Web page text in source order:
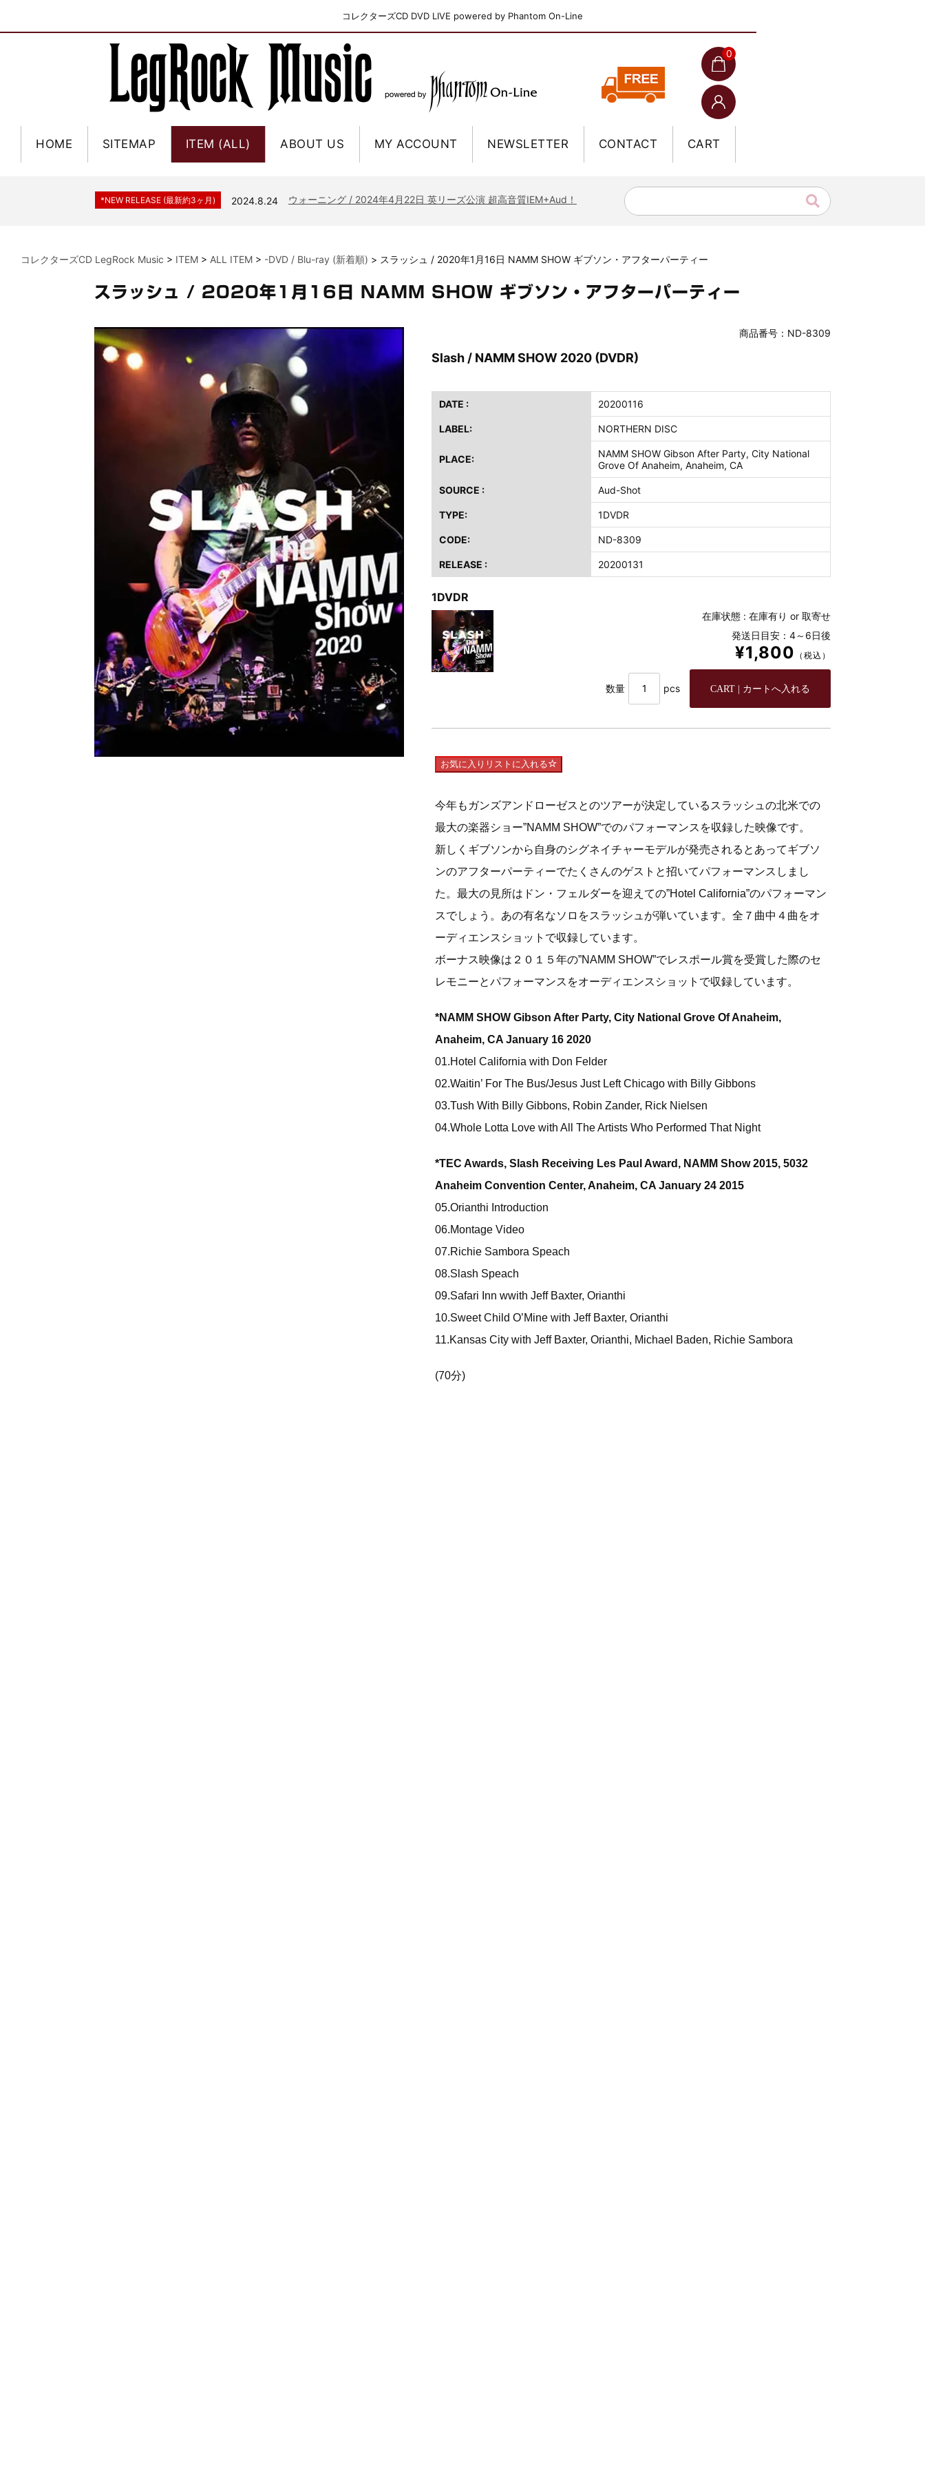
コレクターズCD DVD LIVE powered by Phantom On-Line
0
HOME SITEMAP ITEM (ALL) ABOUT US MY ACCOUNT NEWSLETTER CONTACT CART
*NEW RELEASE (最新約3ヶ月) 2024.6.9 ジャーニー / 1979年5月8+9日 コロラド州 2公演 SBD 完全収録！
*NEW RELEASE (最新約3ヶ月) 2024.8.24 ウォーニング / 2024年4月22日 英リーズ公演 超高音質IEM+Aud！
スコーピオンズ / 2024年6月15日 リスボン公演 FHD 完全収録！
*NEW RELEASE (最新約3ヶ月) 2024.6.20 マネスキン / 2024年6月9日 ドイツ ROCK AM RING 公演 FHD 完全収録！
2024.6.9
*NEW RELEASE (最新約3ヶ月) ユーライア・ヒープ / 2023年8月3日 ドイツ W.O.A. 公演 FHD 完全収録！
*NEW RELEASE (最新約3ヶ月) 2024.6.9 ジャーニー / 1979年5月8+9日 コロラド州 2公演 SBD 完全収録！
*NEW RELEASE (最新約3ヶ月) 2024.11.9 NGHFB / 2024年7月28日 フジロック’24公演 超高音質AI-SBD！
*NEW RELEASE (最新約3ヶ月) 2024.8.24 ウォーニング / 2024年4月22日 英リーズ公演 超高音質IEM+Aud！
2024.6.24 ビリー・ジョエル / 2024年3月24日 100Aniv. 米M.S.G公演 完全収録！
2024.6.24
リアム・ギャラガー / 2024年6月3日 カーディフ公演 IEM/AUD 完全収録！
*NEW RELEASE (最新約3ヶ月) 2024.6.24 スコーピオンズ / 2024年6月15日 リスボン公演 FHD 完全収録！
*NEW RELEASE (最新約3ヶ月) 2024.6.20 マネスキン / 2024年6月9日 ドイツ ROCK AM RING 公演 FHD 完全収録！
*NEW RELEASE (最新約3ヶ月) 2024.6.9 リアム・ギャラガー / 2024年6月1日 英国シェフィールド公演 完全収録！
*NEW RELEASE (最新約3ヶ月) 2024.6.9 メガデス / 2023年8月4日 ドイツ W.O.A. 公演 FHD 完全収録！
*NEW RELEASE (最新約3ヶ月) 2024.6.9 ユーライア・ヒープ / 2023年8月3日 ドイツ W.O.A. 公演 FHD 完全収録！
*NEW RELEASE (最新約3ヶ月) 2024.6.9 ジャーニー / 1979年5月8+9日 コロラド州 2公演 SBD 完全収録！
コレクターズCD LegRock Music > ITEM > ALL ITEM > -DVD / Blu-ray (新着順) > スラッシュ / 2020年1月16日 NAMM SHOW ギブソン・アフターパーティー
スラッシュ / 2020年1月16日 NAMM SHOW ギブソン・アフターパーティー
商品番号：ND-8309
Slash / NAMM SHOW 2020 (DVDR)
DATE : 20200116
LABEL: NORTHERN DISC
PLACE:
NAMM SHOW Gibson After Party, City National
Grove Of Anaheim, Anaheim, CA
SOURCE : Aud-Shot
TYPE: 1DVDR
CODE: ND-8309
RELEASE : 20200131
1DVDR
在庫状態 : 在庫有り or 取寄せ
発送日目安：4～6日後
¥1,800 （税込）
数量 pcs
お気に入りリストに入れる
今年もガンズアンドローゼスとのツアーが決定しているスラッシュの北米での
最大の楽器ショー”NAMM SHOW”でのパフォーマンスを収録した映像です。
新しくギブソンから自身のシグネイチャーモデルが発売されるとあってギブソ
ンのアフターパーティーでたくさんのゲストと招いてパフォーマンスしまし
た。最大の見所はドン・フェルダーを迎えての”Hotel California”のパフォーマン
スでしょう。 あの有名なソロをスラッシュが弾いています。全７曲中４曲をオ
ーディエンスショットで収録しています。
ボーナス映像は２０１５年の”NAMM SHOW”でレスポール賞を受賞した際のセ
レモニーとパフォーマンスをオーディエンスショットで収録しています。
*NAMM SHOW Gibson After Party, City National Grove Of Anaheim,
Anaheim, CA January 16 2020
01.Hotel California with Don Felder
02.Waitin’ For The Bus/Jesus Just Left Chicago with Billy Gibbons
03.Tush With Billy Gibbons, Robin Zander, Rick Nielsen
04.Whole Lotta Love with All The Artists Who Performed That Night
*TEC Awards, Slash Receiving Les Paul Award, NAMM Show 2015, 5032
Anaheim Convention Center, Anaheim, CA January 24 2015
05.Orianthi Introduction
06.Montage Video
07.Richie Sambora Speach
08.Slash Speach
09.Safari Inn wwith Jeff Baxter, Orianthi
10.Sweet Child O’Mine with Jeff Baxter, Orianthi
11.Kansas City with Jeff Baxter, Orianthi, Michael Baden, Richie Sambora
(70分)